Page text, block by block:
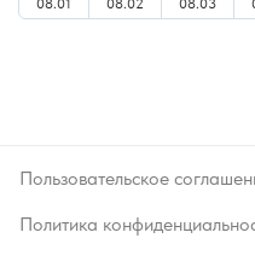
08.01 08.02 08.03
Пользовательское
Политика